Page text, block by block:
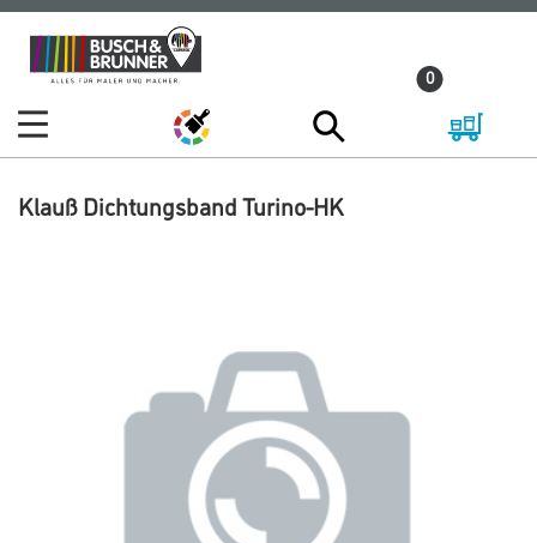
Zum
Inhalt
Zum
Navigationsmenü
0
Klauß Dichtungsband Turino-HK